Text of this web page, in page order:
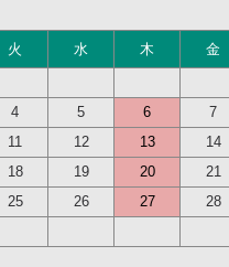
火 水 木 金
4 5 6 7
11 12 13 14
18 19 20 21
25 26 27 28